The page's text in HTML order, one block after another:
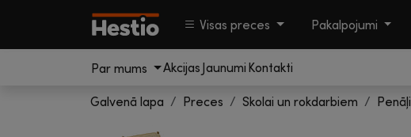
Visas preces Pakalpojumi
Par mums Akcijas Jaunumi Kontakti
Galvenā lapa Preces Skolai un rokdarbiem Penāļi